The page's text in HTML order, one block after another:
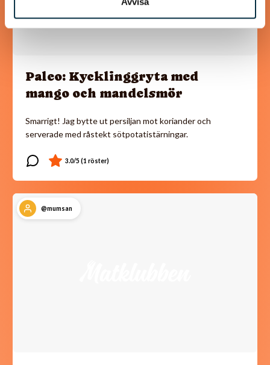
Paleo: Kycklinggryta med
mango och mandelsmör
Smarrigt! Jag bytte ut persiljan mot koriander och
serverade med råstekt sötpotatistärningar.
@mumsan